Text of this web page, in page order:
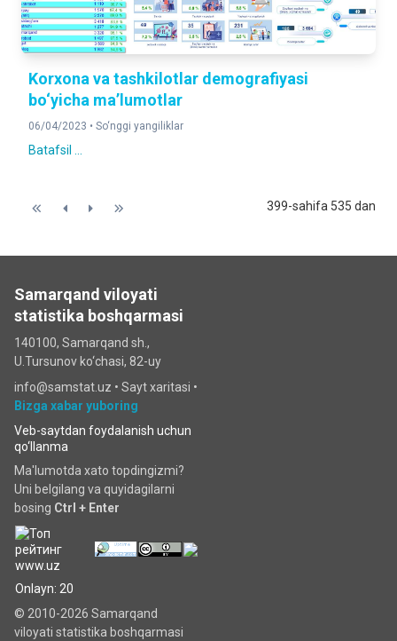
Korxona va tashkilotlar demografiyasi
bo‘yicha maʼlumotlar
06/04/2023 • So‘nggi yangiliklar
Batafsil ...
399-sahifa 535 dan
Samarqand viloyati
statistika boshqarmasi
140100, Samarqand sh.,
U.Tursunov ko‘chаsi, 82-uy
info@samstat.uz • Sayt xaritasi •
Bizga xabar yuboring
Veb-saytdan foydalanish uchun
qo‘llanma
Ma'lumotda xato topdingizmi?
Uni belgilang va quyidagilarni
bosing Ctrl + Enter
Onlayn: 20
© 2010-2026 Samarqand
viloyati statistika boshqarmasi